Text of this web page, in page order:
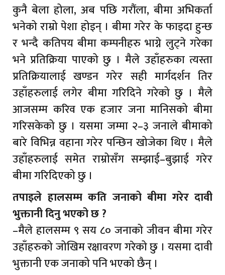
कुनै बेला होला, अब पछि गरौंला, बीमा अभिकर्ता
भनेको राम्रो पेशा होइन् । बीमा गरेर के फाइदा हुन्छ
र भन्दै कतिपय बीमा कम्पनीहरु भाग्ने लुट्ने गरेका
भने प्रतिक्रिया पाएको छु । मैले उहाँहरुका त्यस्ता
प्रतिक्रियालाई खण्डन गरेर सही मार्गदर्शन तिर
उहाँहरुलाई लगेर बीमा गरिदिने गरेको छु । मैले
आजसम्म करिव एक हजार जना मानिसको बीमा
गरिसकेको छु । यसमा जम्मा २–३ जनाले बीमाको
बारे विभिन्न वहाना गरेर पन्छिन खोजेका थिए । मैले
उहाँहरुलाई समेत राम्रोसँग सम्झाई–बुझाई गरेर
बीमा गरिदिएको छु ।
तपाइले हालसम्म कति जनाको बीमा गरेर दावी
भुक्तानी दिनु भएको छ ?
–मैले हालसम्म ९ सय ८० जनाको जीवन बीमा गरेर
उहाँहरुको जोखिम रक्षावरण गरेको छु । यसमा दावी
भुक्तानी एक जनाको पनि भएको छैन् ।